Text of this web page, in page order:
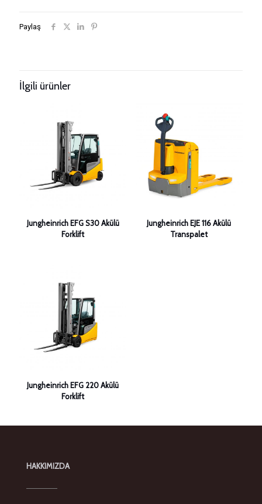
Paylaş
İlgili ürünler
Jungheinrich EFG S30 Akülü
Forklift
Jungheinrich EJE 116 Akülü
Transpalet
Jungheinrich EFG 220 Akülü
Forklift
HAKKIMIZDA